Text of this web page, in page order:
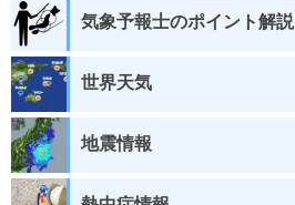
気象予報士のポイント解説
世界天気
地震情報